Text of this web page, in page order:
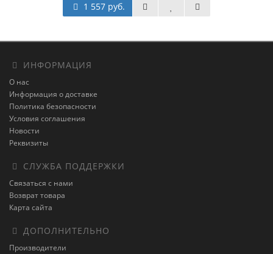
1 557 руб.
ИНФОРМАЦИЯ
О нас
Информация о доставке
Политика безопасности
Условия соглашения
Новости
Реквизиты
СЛУЖБА ПОДДЕРЖКИ
Связаться с нами
Возврат товара
Карта сайта
ДОПОЛНИТЕЛЬНО
Производители